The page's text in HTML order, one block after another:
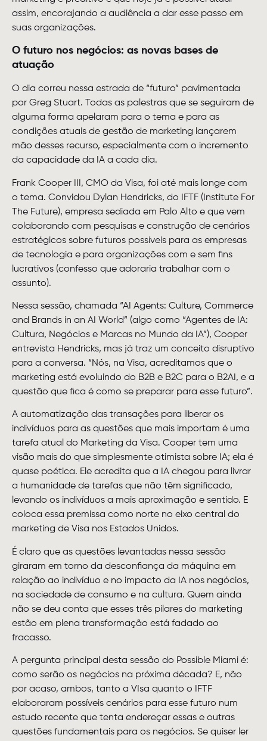
assim, encorajando a audiência a dar esse passo em
suas organizações.
O futuro nos negócios: as novas bases de
atuação
O dia correu nessa estrada de “futuro” pavimentada
por Greg Stuart. Todas as palestras que se seguiram de
alguma forma apelaram para o tema e para as
condições atuais de gestão de marketing lançarem
mão desses recurso, especialmente com o incremento
da capacidade da IA a cada dia.
Frank Cooper III, CMO da Visa, foi até mais longe com
o tema. Convidou Dylan Hendricks, do IFTF (Institute For
The Future), empresa sediada em Palo Alto e que vem
colaborando com pesquisas e construção de cenários
estratégicos sobre futuros possíveis para as empresas
de tecnologia e para organizações com e sem fins
lucrativos (confesso que adoraria trabalhar com o
assunto).
Nessa sessão, chamada “AI Agents: Culture, Commerce
and Brands in an AI World” (algo como “Agentes de IA:
Cultura, Negócios e Marcas no Mundo da IA”), Cooper
entrevista Hendricks, mas já traz um conceito disruptivo
para a conversa. “Nós, na Visa, acreditamos que o
marketing está evoluindo do B2B e B2C para o B2AI, e a
questão que fica é como se preparar para esse futuro”.
A automatização das transações para liberar os
indivíduos para as questões que mais importam é uma
tarefa atual do Marketing da Visa. Cooper tem uma
visão mais do que simplesmente otimista sobre IA; ela é
quase poética. Ele acredita que a IA chegou para livrar
a humanidade de tarefas que não têm significado,
levando os indivíduos a mais aproximação e sentido. E
coloca essa premissa como norte no eixo central do
marketing de Visa nos Estados Unidos.
É claro que as questões levantadas nessa sessão
giraram em torno da desconfiança da máquina em
relação ao indivíduo e no impacto da IA nos negócios,
na sociedade de consumo e na cultura. Quem ainda
não se deu conta que esses três pilares do marketing
estão em plena transformação está fadado ao
fracasso.
A pergunta principal desta sessão do Possible Miami é:
como serão os negócios na próxima década? E, não
por acaso, ambos, tanto a VIsa quanto o IFTF
elaboraram possíveis cenários para esse futuro num
estudo recente que tenta endereçar essas e outras
questões fundamentais para os negócios. Se quiser ler